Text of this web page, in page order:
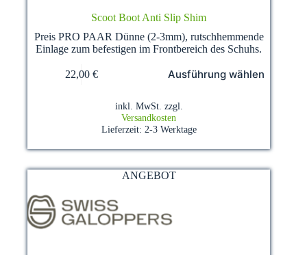
Scoot Boot Anti Slip Shim
Preis PRO PAAR Dünne (2-3mm), rutschhemmende
Einlage zum befestigen im Frontbereich des Schuhs.
22,00 € Ausführung wählen
Optionen
Produktseite
gewählt
werden
inkl. MwSt. zzgl.
Versandkosten
Lieferzeit: 2-3 Werktage
ANGEBOT